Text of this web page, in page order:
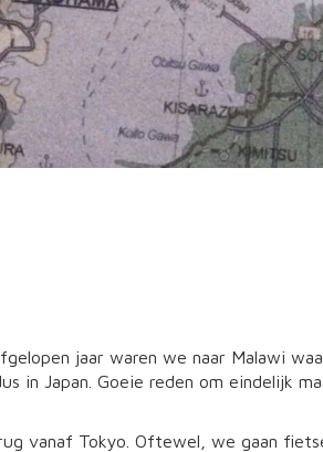
jaar waren we naar Malawi
in Japan. Goeie reden om eindelijk
vanaf Tokyo. Oftewel, we gaan